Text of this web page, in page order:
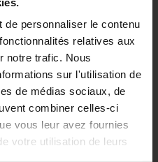
personnaliser le contenu
relatives aux
notre trafic. Nous
sur l'utilisation de
de médias sociaux, de
combiner celles-ci
vous leur avez fournies
votre utilisation de leurs